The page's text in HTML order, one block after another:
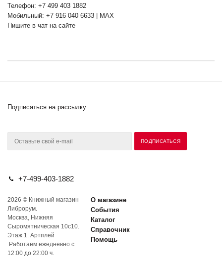
Телефон: +7 499 403 1882
Мобильный: +7 916 040 6633 | MAX
Пишите в чат на сайте
Подписаться на рассылку
+7-499-403-1882
2026 © Книжный магазин
Либрорум.
Москва, Нижняя
Сыромятническая 10с10.
Этаж 1. Артплей
Работаем ежедневно с
12:00 до 22:00 ч.
О магазине
События
Каталог
Справочник
Помощь